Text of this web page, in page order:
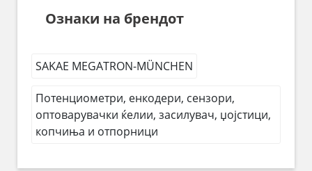
Ознаки на брендот
SAKAE MEGATRON-MÜNCHEN
Потенциометри, енкодери, сензори,
оптоварувачки ќелии, засилувач, џојстици,
копчиња и отпорници